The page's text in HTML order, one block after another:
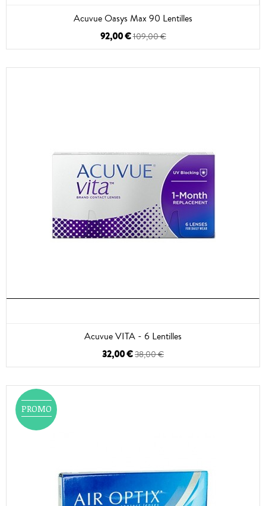
Acuvue Oasys Max 90 Lentilles
92,00 €109,00 €
Acuvue VITA - 6 Lentilles
32,00 €38,00 €
PROMO